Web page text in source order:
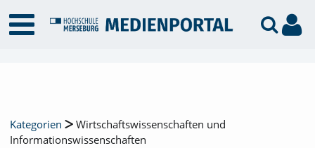
Kategorien
Wirtschaftswissenschaften und
Informationswissenschaften